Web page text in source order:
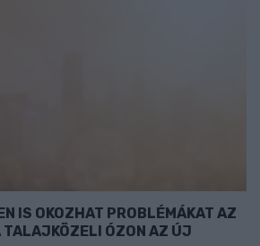
IS OKOZHAT PROBLÉMÁKAT AZ
TALAJKÖZELI ÓZON AZ ÚJ